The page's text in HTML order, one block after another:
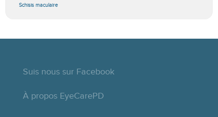
Schisis maculaire
Suis nous sur Facebook
À propos EyeCarePD